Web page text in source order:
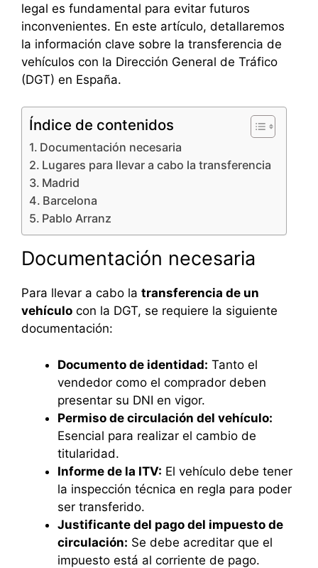
legal es fundamental para evitar futuros
inconvenientes. En este artículo, detallaremos
la información clave sobre la transferencia de
vehículos con la Dirección General de Tráfico
(DGT) en España.
Índice de contenidos
Documentación necesaria
Lugares para llevar a cabo la transferencia
Madrid
Barcelona
Pablo Arranz
Documentación necesaria
Para llevar a cabo la transferencia de un
vehículo con la DGT, se requiere la siguiente
documentación:
Documento de identidad: Tanto el
vendedor como el comprador deben
presentar su DNI en vigor.
Permiso de circulación del vehículo:
Esencial para realizar el cambio de
titularidad.
Informe de la ITV: El vehículo debe tener
la inspección técnica en regla para poder
ser transferido.
Justificante del pago del impuesto de
circulación: Se debe acreditar que el
impuesto está al corriente de pago.